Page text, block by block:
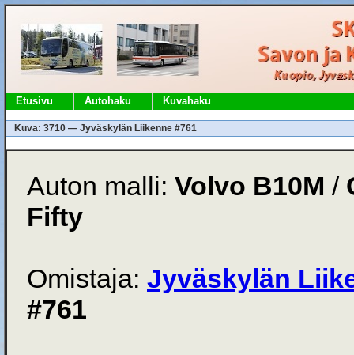
Etusivu Autohaku Kuvahaku
Kuva: 3710 — Jyväskylän Liikenne #761
Auton malli: Volvo B10M /
Fifty
Omistaja: Jyväskylän
#761